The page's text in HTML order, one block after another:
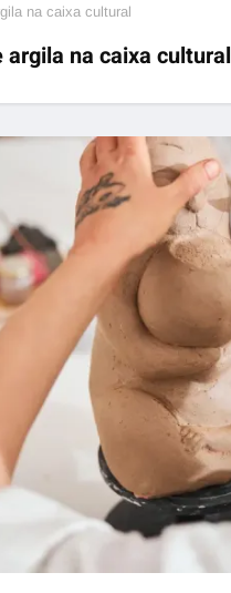
na caixa cultural
argila na caixa cultural